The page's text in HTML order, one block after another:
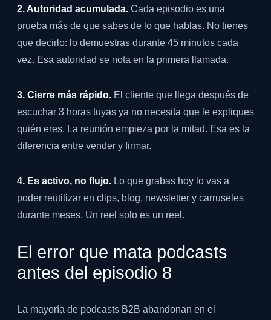
2. Autoridad acumulada. Cada episodio es una
prueba más de que sabes de lo que hablas. No tienes
que decirlo: lo demuestras durante 45 minutos cada
vez. Esa autoridad se nota en la primera llamada.
3. Cierre más rápido. El cliente que llega después de
escuchar 3 horas tuyas ya no necesita que le expliques
quién eres. La reunión empieza por la mitad. Esa es la
diferencia entre vender y firmar.
4. Es activo, no flujo. Lo que grabas hoy lo vas a
poder reutilizar en clips, blog, newsletter y carruseles
durante meses. Un reel solo es un reel.
El error que mata podcasts
antes del episodio 8
La mayoría de podcasts B2B abandonan en el